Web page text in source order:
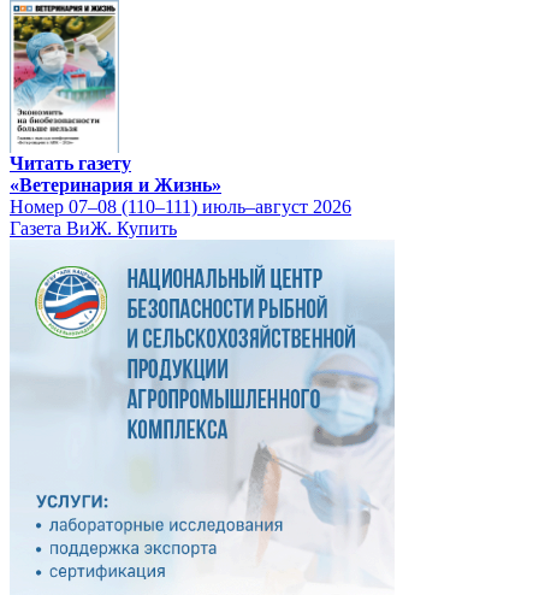
Читать газету
«Ветеринария и Жизнь»
Номер 07–08 (110–111) июль–август 2026
Газета ВиЖ. Купить